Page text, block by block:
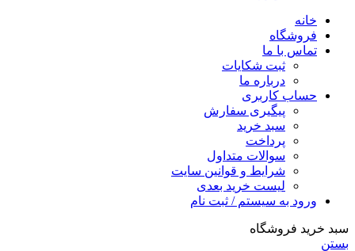
خانه
فروشگاه
تماس با ما
ثبت شکایات
درباره ما
حساب کاربری
پیگیری سفارش
سبد خرید
پرداخت
سوالات متداول
شرایط و قوانین سایت
لیست خرید بعدی
ورود به سیستم / ثبت نام
سبد خرید فروشگاه
بستن